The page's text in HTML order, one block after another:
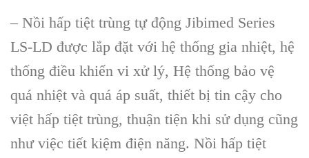
– Nồi hấp tiệt trùng tự động Jibimed Series
LS-LD được lắp đặt với hệ thống gia nhiệt, hệ
thống điều khiển vi xử lý, Hệ thống bảo vệ
quá nhiệt và quá áp suất, thiết bị tin cậy cho
việt hấp tiệt trùng, thuận tiện khi sử dụng cũng
như việc tiết kiệm điện năng. Nồi hấp tiệt